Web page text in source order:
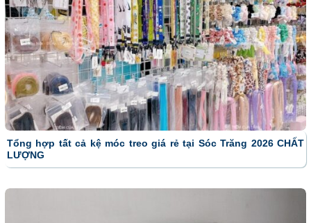
Tổng hợp tất cả kệ móc treo giá rẻ tại Sóc Trăng 2026 CHẤT
LƯỢNG